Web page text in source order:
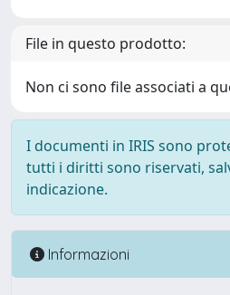
File in questo prodotto:
Non ci sono file associati a
I documenti in IRIS sono
tutti i diritti sono riservati,
indicazione.
Informazioni